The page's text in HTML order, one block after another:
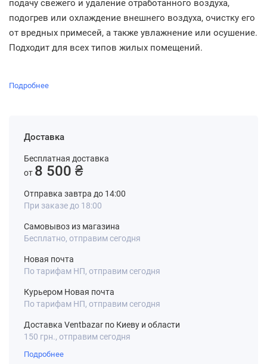
подачу свежего и удаление отработанного воздуха,
подогрев или охлаждение внешнего воздуха, очистку его
от вредных примесей, а также увлажнение или осушение.
Подходит для всех типов жилых помещений.
Подробнее
Доставка
Бесплатная доставка
от 8 500 ₴
Отправка завтра до 14:00
При заказе до 18:00
Самовывоз из магазина
Бесплатно, отправим сегодня
Новая почта
По тарифам НП, отправим сегодня
Курьером Новая почта
По тарифам НП, отправим сегодня
Доставка Ventbazar по Киеву и области
150 грн., отправим сегодня
Подробнее